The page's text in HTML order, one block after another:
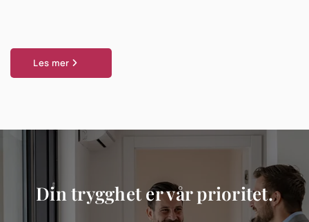
Les mer
Din trygghet er vår prioritet.